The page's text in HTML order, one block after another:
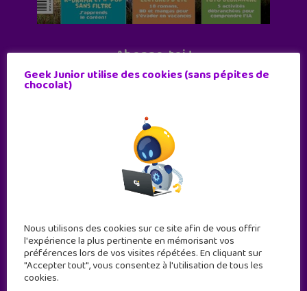
Abonne-toi !
11 numéros par an
JE M'ABONNE !
Geek Junior utilise des cookies (sans pépites de
chocolat)
Nous utilisons des cookies sur ce site afin de vous offrir
l'expérience la plus pertinente en mémorisant vos
préférences lors de vos visites répétées. En cliquant sur
"Accepter tout", vous consentez à l'utilisation de tous les
cookies.